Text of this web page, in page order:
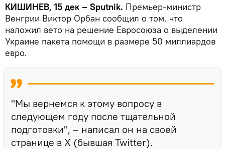
КИШИНЕВ, 15 дек – Sputnik. Премьер-министр
Венгрии Виктор Орбан сообщил о том, что
наложил вето на решение Евросоюза о выделении
Украине пакета помощи в размере 50 миллиардов
евро.
"Мы вернемся к этому вопросу в
следующем году после тщательной
подготовки", – написал он на своей
странице в X (бывшая Twitter).